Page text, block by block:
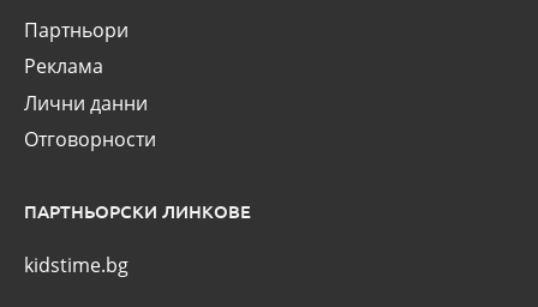
Партньори
Реклама
Лични данни
Отговорности
ПАРТНЬОРСКИ ЛИНКОВЕ
kidstime.bg